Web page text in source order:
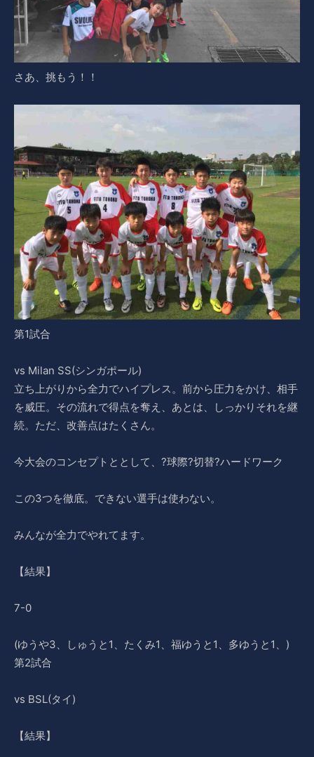
さあ、挑もう！！
第1試合
vs Milan SS(シンガポール)
立ち上がりから全力でハイプレス。前から圧力をかけ、相手
を威圧。その流れで得点を奪え、あとは、しっかりそれを継
続。ただ、改善点はたくさん。
今大会のコンセプトととして、?球際?切替?ハードワーク
この3つを徹底。できない選手は使わない。
みんなが全力でやれてます。
【結果】
7-0
(ゆうや3、しゅうと1、たくみ1、福ゆうと1、多ゆうと1、)
第2試合
vs BSL(タイ)
【結果】